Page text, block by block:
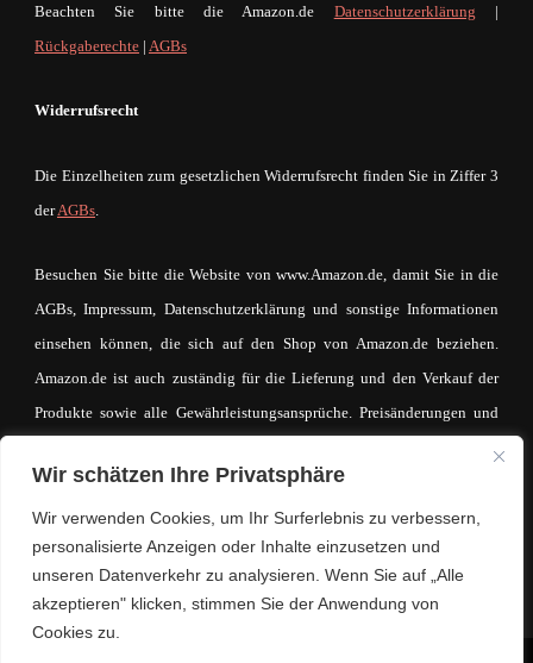
Wir schätzen Ihre Privatsphäre
Wir verwenden Cookies, um Ihr Surferlebnis zu verbessern,
personalisierte Anzeigen oder Inhalte einzusetzen und
unseren Datenverkehr zu analysieren. Wenn Sie auf „Alle
akzeptieren" klicken, stimmen Sie der Anwendung von
Cookies zu.
Beachten Sie bitte die Amazon.de Datenschutzerklärung |
Rückgaberechte | AGBs
Widerrufsrecht
Die Einzelheiten zum gesetzlichen Widerrufsrecht finden Sie in Ziffer 3
derAGBs
Besuchen Sie bitte die Website von www.Amazon.de, damit Sie in die
AGBs, Impressum, Datenschutzerklärung und sonstige Informationen
einsehen können, die sich auf den Shop von Amazon.de beziehen.
Amazon.de ist auch zuständig für die Lieferung und den Verkauf der
Produkte sowie alle Gewährleistungsansprüche. Preisänderungen und
Irrtümer sind vorbehalten. Der Betreiber von mein-mode-shop.com
macht sich den Inhalt des IFrames auf keinerlei Weise zueigen. Der
eventuell zustande kommende Kaufvertrag und die entsprechende
Kaufabwicklung läuft ausschließlich über www.Amazon.de.